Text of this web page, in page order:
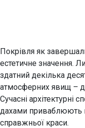
Покрівля як
естетичне значення.
здатний декілька
атмосферних явищ –
Сучасні архітектурні
дахами приваблюють
справжньої краси.